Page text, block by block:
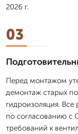
2026 г.
03
Перед монтажом
демонтаж старых
гидроизоляция.
по согласованию с
требований к